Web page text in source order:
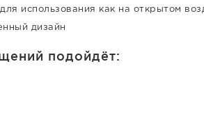
использования как на открытом
дизайн
подойдёт: